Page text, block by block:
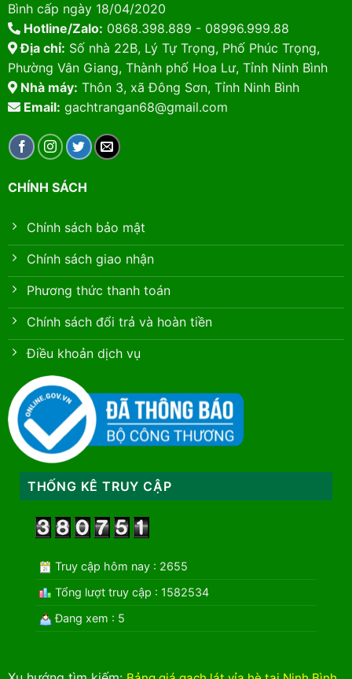
Bình cấp ngày 18/04/2020
Hotline/Zalo: 0868.398.889 - 08996.999.88
Địa chỉ: Số nhà 22B, Lý Tự Trọng, Phố Phúc Trọng,
Phường Vân Giang, Thành phố Hoa Lư, Tỉnh Ninh Bình
Nhà máy: Thôn 3, xã Đông Sơn, Tỉnh Ninh Bình
Email: gachtrangan68@gmail.com
CHÍNH SÁCH
Chính sách bảo mật
Chính sách giao nhận
Phương thức thanh toán
Chính sách đổi trả và hoàn tiền
Điều khoản dịch vụ
THỐNG KÊ TRUY CẬP
Truy cập hôm nay : 2655
Tổng lượt truy cập : 1582534
Đang xem : 5